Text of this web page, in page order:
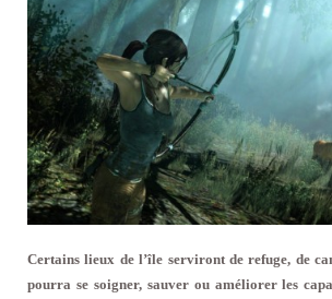
Certains lieux de l’île serviront de refuge, de
pourra se soigner, sauver ou améliorer les